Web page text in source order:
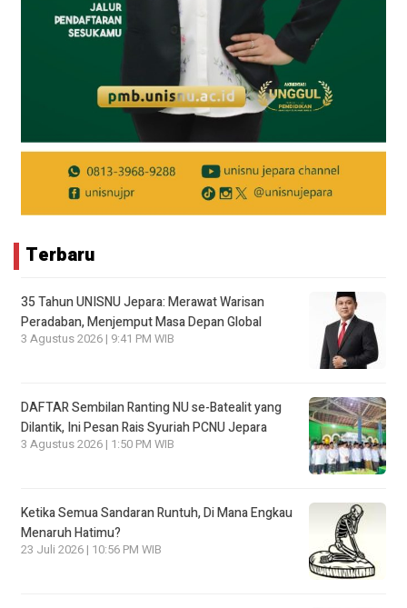
Terbaru
35 Tahun UNISNU Jepara: Merawat Warisan
Peradaban, Menjemput Masa Depan Global
3 Agustus 2026 | 9:41 PM WIB
DAFTAR Sembilan Ranting NU se-Batealit yang
Dilantik, Ini Pesan Rais Syuriah PCNU Jepara
3 Agustus 2026 | 1:50 PM WIB
Ketika Semua Sandaran Runtuh, Di Mana Engkau
Menaruh Hatimu?
23 Juli 2026 | 10:56 PM WIB